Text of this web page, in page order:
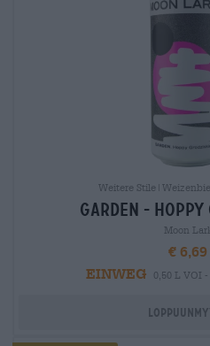
Weitere
garden -
Moon
€ 6,69
EINWEG
0,50 L VOI -